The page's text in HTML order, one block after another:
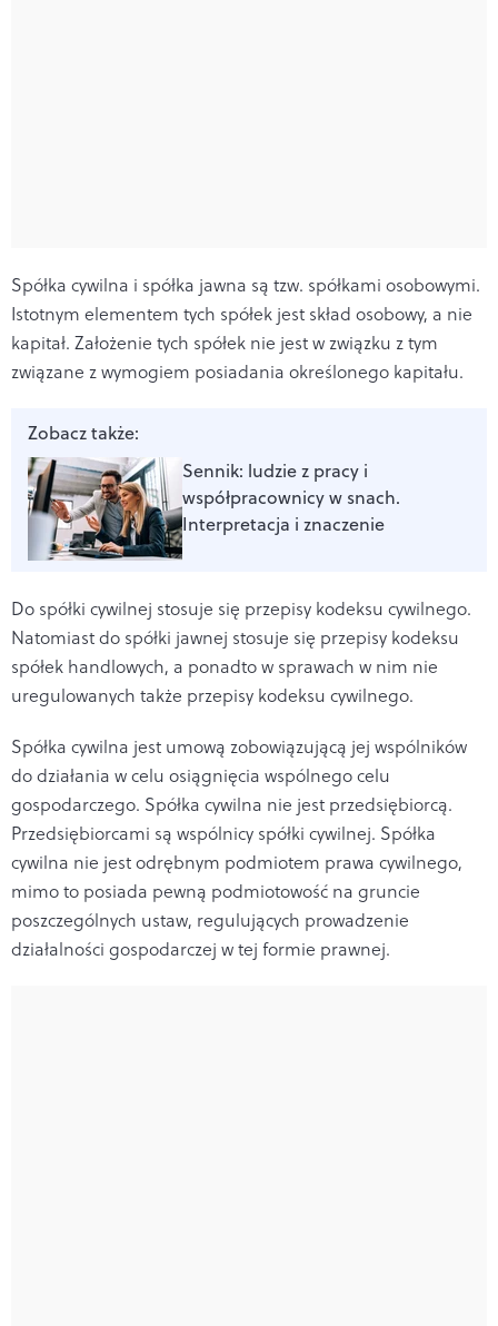
Spółka cywilna i spółka jawna są tzw. spółkami osobowymi.
Istotnym elementem tych spółek jest skład osobowy, a nie
kapitał. Założenie tych spółek nie jest w związku z tym
związane z wymogiem posiadania określonego kapitału.
Zobacz także:
Sennik: ludzie z pracy i
współpracownicy w snach.
Interpretacja i znaczenie
Do spółki cywilnej stosuje się przepisy kodeksu cywilnego.
Natomiast do spółki jawnej stosuje się przepisy kodeksu
spółek handlowych, a ponadto w sprawach w nim nie
uregulowanych także przepisy kodeksu cywilnego.
Spółka cywilna jest umową zobowiązującą jej wspólników
do działania w celu osiągnięcia wspólnego celu
gospodarczego. Spółka cywilna nie jest przedsiębiorcą.
Przedsiębiorcami są wspólnicy spółki cywilnej. Spółka
cywilna nie jest odrębnym podmiotem prawa cywilnego,
mimo to posiada pewną podmiotowość na gruncie
poszczególnych ustaw, regulujących prowadzenie
działalności gospodarczej w tej formie prawnej.